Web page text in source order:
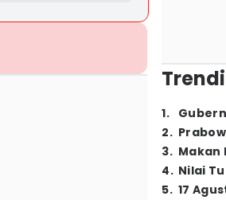
1.
2.
3. Makan
4. Nilai
5. 17